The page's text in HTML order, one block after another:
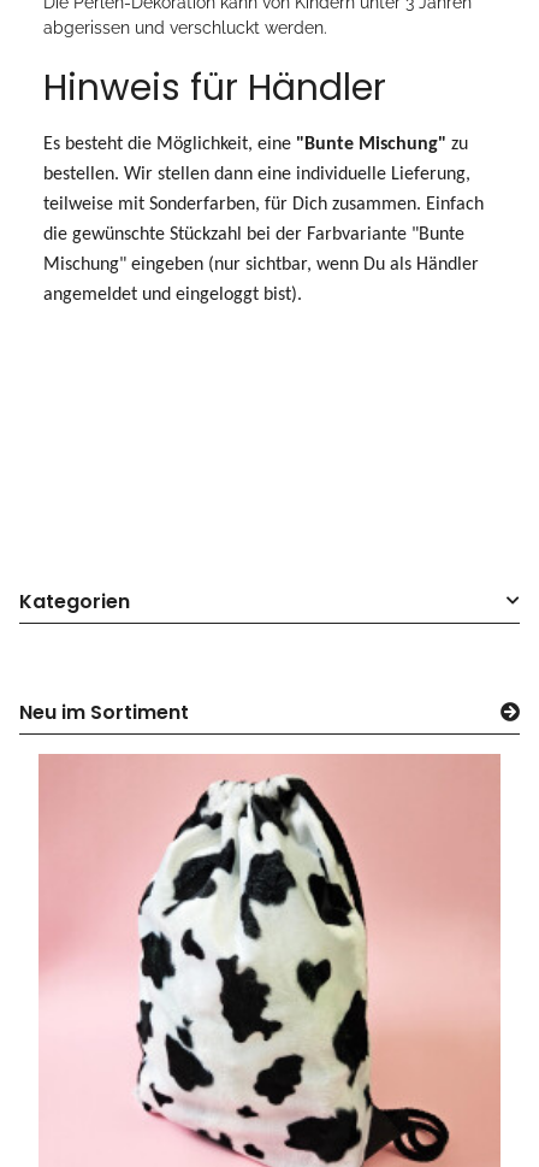
abgerissen und verschluckt werden.
Hinweis für Händler
Es besteht die Möglichkeit, eine "Bunte Mischung" zu
bestellen. Wir stellen dann eine individuelle Lieferung,
teilweise mit Sonderfarben, für Dich zusammen. Einfach
die gewünschte Stückzahl bei der Farbvariante "Bunte
Mischung" eingeben (nur sichtbar, wenn Du als Händler
angemeldet und eingeloggt bist).
Kategorien
Neu im Sortiment